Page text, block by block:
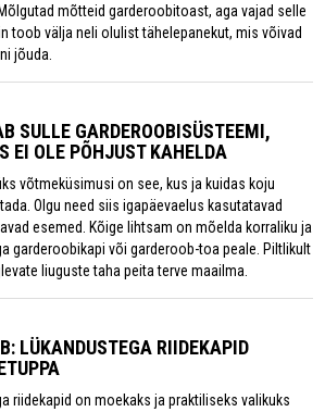
mõtteid garderoobitoast, aga vajad selle
toob välja neli olulist tähelepanekut, mis võivad
jõuda.
SULLE GARDEROOBISÜSTEEMI,
EI OLE PÕHJUST KAHELDA
võtmeküsimusi on see, kus ja kuidas koju
Olgu need siis igapäevaelus kasutatavad
esemed. Kõige lihtsam on mõelda korraliku ja
garderoobikapi või garderoob-toa peale. Piltlikult
liuguste taha peita terve maailma.
LÜKANDUSTEGA RIIDEKAPID
riidekapid on moekaks ja praktiliseks valikuks